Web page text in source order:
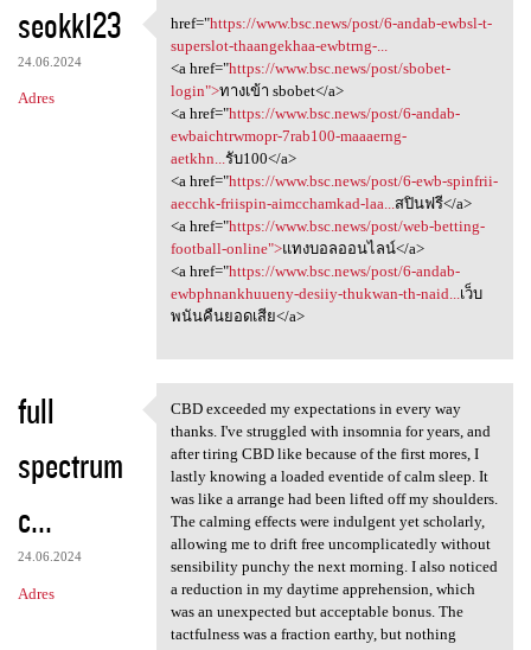
seokk123
24.06.2024
Adres
href="https://www.bsc.news
href="https://www.bsc.news/post/6-andab-ewbsl-t-
superslot-thaangekhaa-ewbtrng-...
<a href="https://www.bsc.news/post/sbobet-
login">ทางเข้า sbobet</a>
<a href="https://www.bsc.news/post/6-andab-
ewbaichtrwmopr-7rab100-maaaerng-
aetkhn... รับ100</a>
<a href="https://www.bsc.news/post/6-ewb-spinfrii-
aecchk-friispin-aimcchamkad-laa... สปินฟรี</a>
<a href="https://www.bsc.news/post/web-betting-
football-online">แทงบอลออนไลน์</a>
<a href="https://www.bsc.news/post/6-andab-
ewbphnankhuueny-desiiy-thukwan-th-naid... เว็บ
พนันคืนยอดเสีย</a>
full
spectrum
c...
24.06.2024
Adres
CBD exceeded my expectations
CBD exceeded my expectations in every way
thanks. I've struggled with insomnia for years, and
after tiring CBD like because of the first mores, I
lastly knowing a loaded eventide of calm sleep. It
was like a arrange had been lifted off my shoulders.
The calming effects were indulgent yet scholarly,
allowing me to drift free uncomplicatedly without
sensibility punchy the next morning. I also noticed
a reduction in my daytime apprehension, which
was an unexpected but acceptable bonus. The
tactfulness was a fraction earthy, but nothing